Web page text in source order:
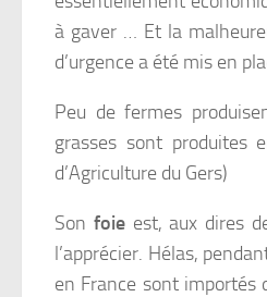
à gaver … Et la
d’urgence a été mis en
Peu de fermes
grasses sont produites
d’Agriculture du Gers)
Son foieest, aux dires
l’apprécier. Hélas,
en France sont importés